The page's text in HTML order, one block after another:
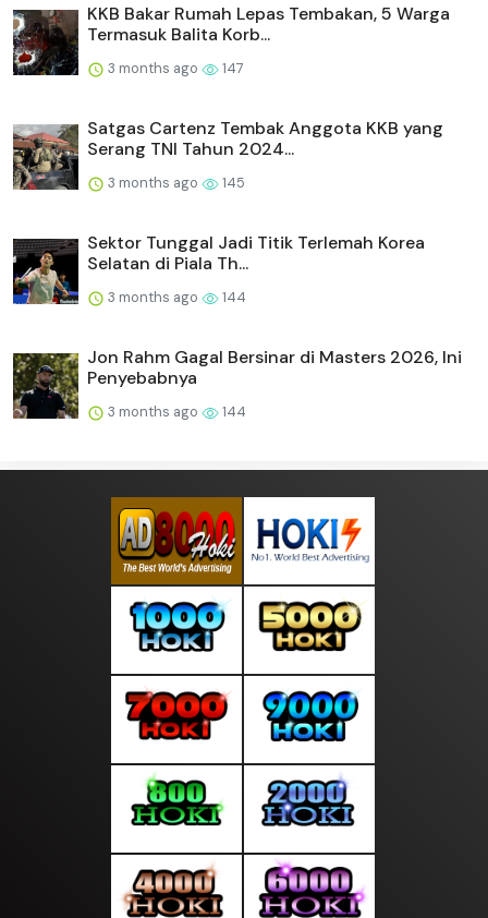
KKB Bakar Rumah Lepas Tembakan, 5 Warga
Termasuk Balita Korb...
3 months ago 147
Satgas Cartenz Tembak Anggota KKB yang
Serang TNI Tahun 2024...
3 months ago 145
Sektor Tunggal Jadi Titik Terlemah Korea
Selatan di Piala Th...
3 months ago 144
Jon Rahm Gagal Bersinar di Masters 2026, Ini
Penyebabnya
3 months ago 144